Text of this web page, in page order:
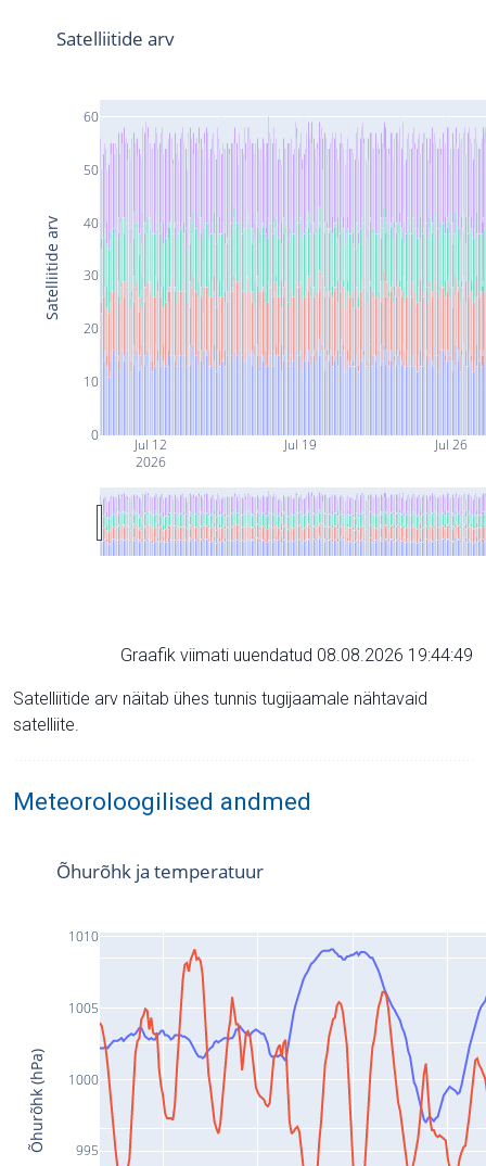
Jul 12
2026
Jul 19 Jul 26
0
10
20
30
40
50
60
Satelliitide arv
Satelliitide arv
Graafik viimati uuendatud 08.08.2026 19:44:49
Satelliitide arv näitab ühes tunnis tugijaamale nähtavaid
satelliite.
Meteoroloogilised andmed
995
1000
1005
1010
Õhurõhk ja temperatuur
Õhurõhk (hPa)